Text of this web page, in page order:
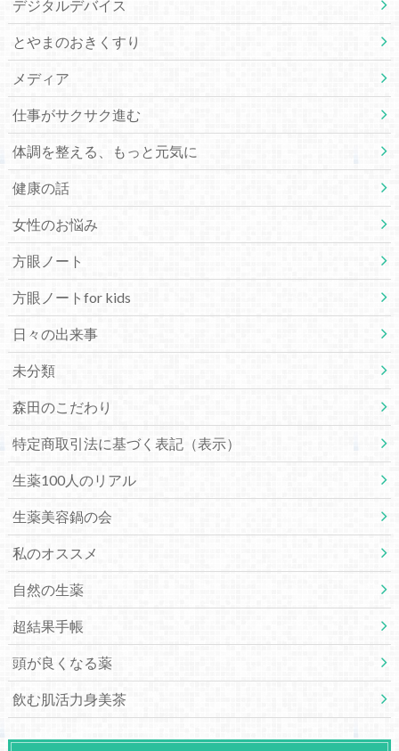
デジタルデバイス
とやまのおきくすり
メディア
仕事がサクサク進む
体調を整える、もっと元気に
健康の話
女性のお悩み
方眼ノート
方眼ノートfor kids
日々の出来事
未分類
森田のこだわり
特定商取引法に基づく表記（表示）
生薬100人のリアル
生薬美容鍋の会
私のオススメ
自然の生薬
超結果手帳
頭が良くなる薬
飲む肌活力身美茶